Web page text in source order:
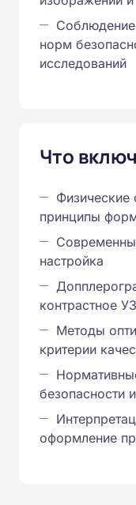
Соблюдение
норм
исследований
Что
Физические
принципы
настройка
контрастное
Методы
критерии
безопасности
оформление